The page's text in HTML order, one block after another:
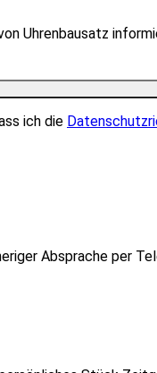
Uhrenbausatz
ich die
Absprache per